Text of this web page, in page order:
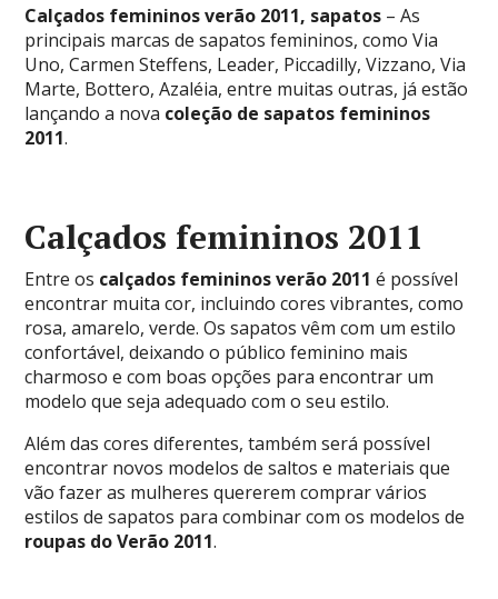
Calçados femininos verão 2011, sapatos – As
principais marcas de sapatos femininos, como Via
Uno, Carmen Steffens, Leader, Piccadilly, Vizzano, Via
Marte, Bottero, Azaléia, entre muitas outras, já estão
lançando a nova coleção de sapatos femininos
2011.
Calçados femininos 2011
Entre os calçados femininos verão 2011 é possível
encontrar muita cor, incluindo cores vibrantes, como
rosa, amarelo, verde. Os sapatos vêm com um estilo
confortável, deixando o público feminino mais
charmoso e com boas opções para encontrar um
modelo que seja adequado com o seu estilo.
Além das cores diferentes, também será possível
encontrar novos modelos de saltos e materiais que
vão fazer as mulheres quererem comprar vários
estilos de sapatos para combinar com os modelos de
roupas do Verão 2011.